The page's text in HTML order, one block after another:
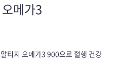
메가3
티지 오메가3 900으로 혈행 건강